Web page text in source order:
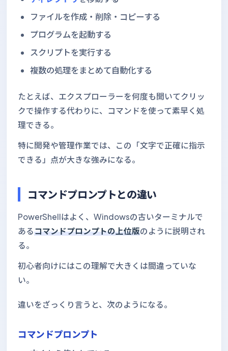
ファイルを作成・削除・コピーする
プログラムを起動する
スクリプトを実行する
複数の処理をまとめて自動化する
たとえば、エクスプローラーを何度も開いてクリッ
クで操作する代わりに、コマンドを使って素早く処
理できる。
特に開発や管理作業では、この「文字で正確に指示
できる」点が大きな強みになる。
コマンドプロンプトとの違い
PowerShellはよく、Windowsの古いターミナルで
あるコマンドプロンプトの上位版のように説明され
る。
初心者向けにはこの理解で大きくは間違っていな
い。
違いをざっくり言うと、次のようになる。
コマンドプロンプト